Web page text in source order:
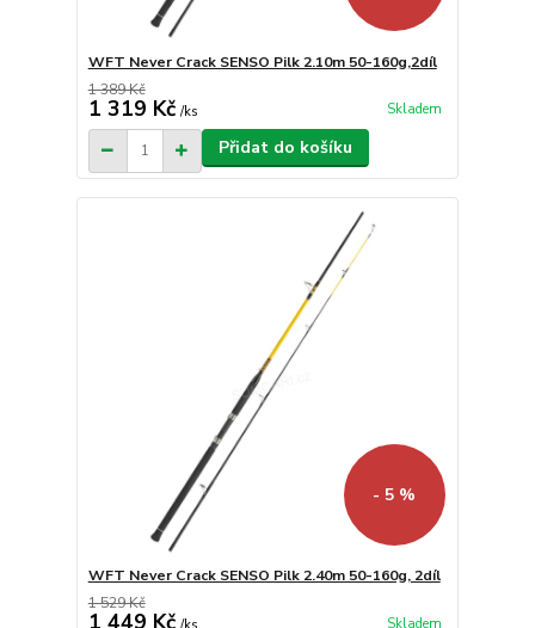
WFT Never Crack SENSO Pilk 2.10m 50-160g,2díl
1 389 Kč
1 319 Kč /ks Skladem
Přidat do košíku
- 5 %
WFT Never Crack SENSO Pilk 2.40m 50-160g, 2díl
1 529 Kč
Skladem